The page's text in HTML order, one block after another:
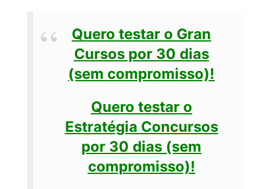
Quero testar o Gran
Cursos por 30 dias
(sem compromisso)!
Quero testar o
Estratégia Concursos
por 30 dias (sem
compromisso)!